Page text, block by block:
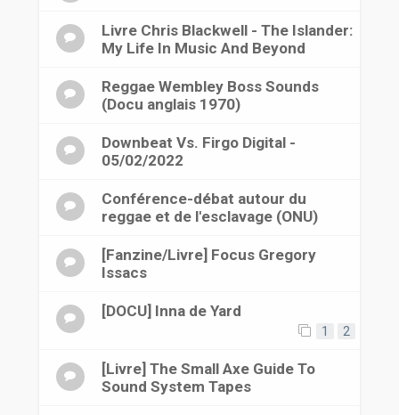
Livre Chris Blackwell - The Islander:
My Life In Music And Beyond
Reggae Wembley Boss Sounds
(Docu anglais 1970)
Downbeat Vs. Firgo Digital -
05/02/2022
Conférence-débat autour du
reggae et de l'esclavage (ONU)
[Fanzine/Livre] Focus Gregory
Issacs
[DOCU] Inna de Yard
1 2
[Livre] The Small Axe Guide To
Sound System Tapes